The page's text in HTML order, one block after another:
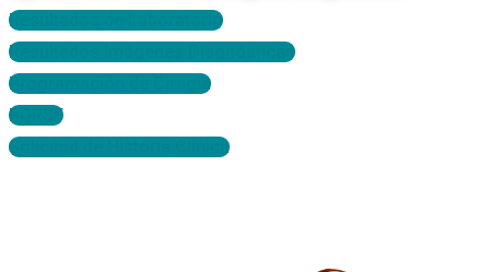
Resultados de Laboratorio
Resultados Imágenes Diagnósticas
Programación de Cirugía
PQRSF
Solicitud de Historia Clínica